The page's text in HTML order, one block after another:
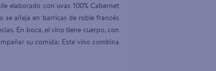
elaborado con uvas 100% Cabernet
se añeja en barricas de roble francés
En boca, el vino tiene cuerpo, con
su comida: Este vino combina